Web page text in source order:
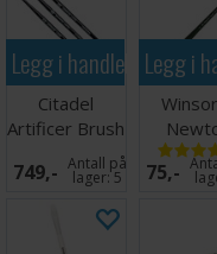
Legg i handlekurven
Citadel
Artificer Brush
Collection
749,- Antall på
lager:5
Legg i
Winton
75,-